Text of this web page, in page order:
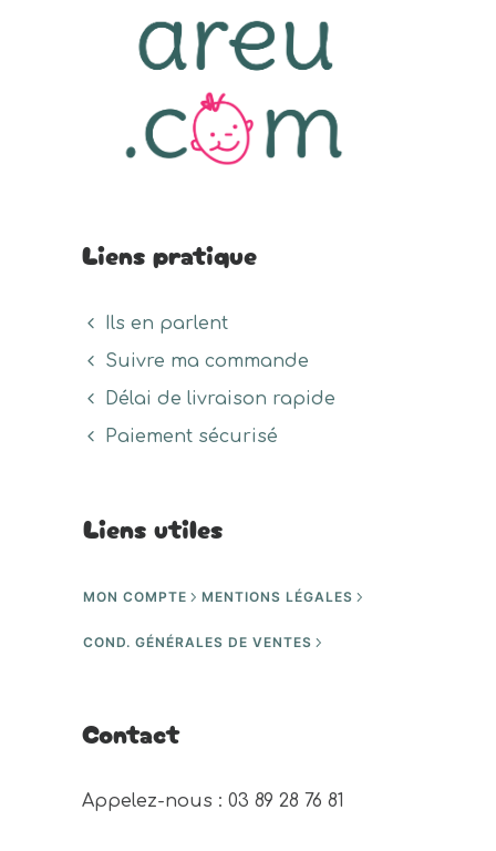
Liens pratique
Ils en parlent
Suivre ma commande
Délai de livraison rapide
Paiement sécurisé
Liens utiles
MON COMPTE MENTIONS LÉGALES
COND. GÉNÉRALES DE VENTES
Contact
Appelez-nous : 03 89 28 76 81